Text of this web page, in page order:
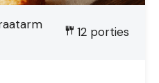
12porties